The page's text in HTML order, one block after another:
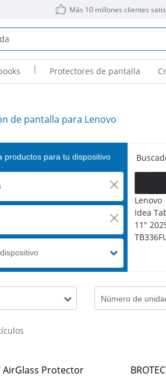
Más 10 millones clientes
| Protectores de pantalla
de pantalla para Lenovo
productos para tu dispositivo
Lenovo
Idea
11"
Número de
AirGlass Protector